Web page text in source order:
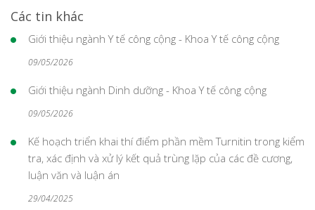
Các tin khác
Giới thiệu ngành Y tế công cộng - Khoa Y tế công cộng
09/05/2026
Giới thiệu ngành Dinh dưỡng - Khoa Y tế công cộng
09/05/2026
Kế hoạch triển khai thí điểm phần mềm Turnitin trong kiểm
tra, xác định và xử lý kết quả trùng lặp của các đề cương,
luận văn và luận án
29/04/2025